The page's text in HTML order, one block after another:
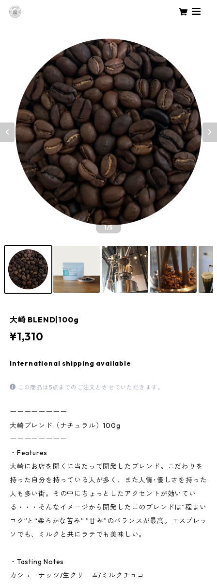
1/5
大崎 BLEND|100g
¥1,310
International shipping available
この商品は5点までのご注文とさせていただきます。
ーーーーーーーー
大崎ブレンド（ナチュラル）100g
ーーーーーーーー
・Features
大崎にお店を開くに当たって開発したブレンド。こだわりを
持った自分を持っている人が多く、また人情･優しさを持った
人も多い街。その中にちょっとしたアクセントが効いてい
る・・・そんなイメージから開発したこのブレンドは”程よい
コク”と“柔らかな苦み” ”甘み”のバランスが最高。エスプレッ
ソでも、ミルクと共にラテでも美味しい。
・Tasting Notes
カシューナッツ/生クリーム/ミルクチョコ